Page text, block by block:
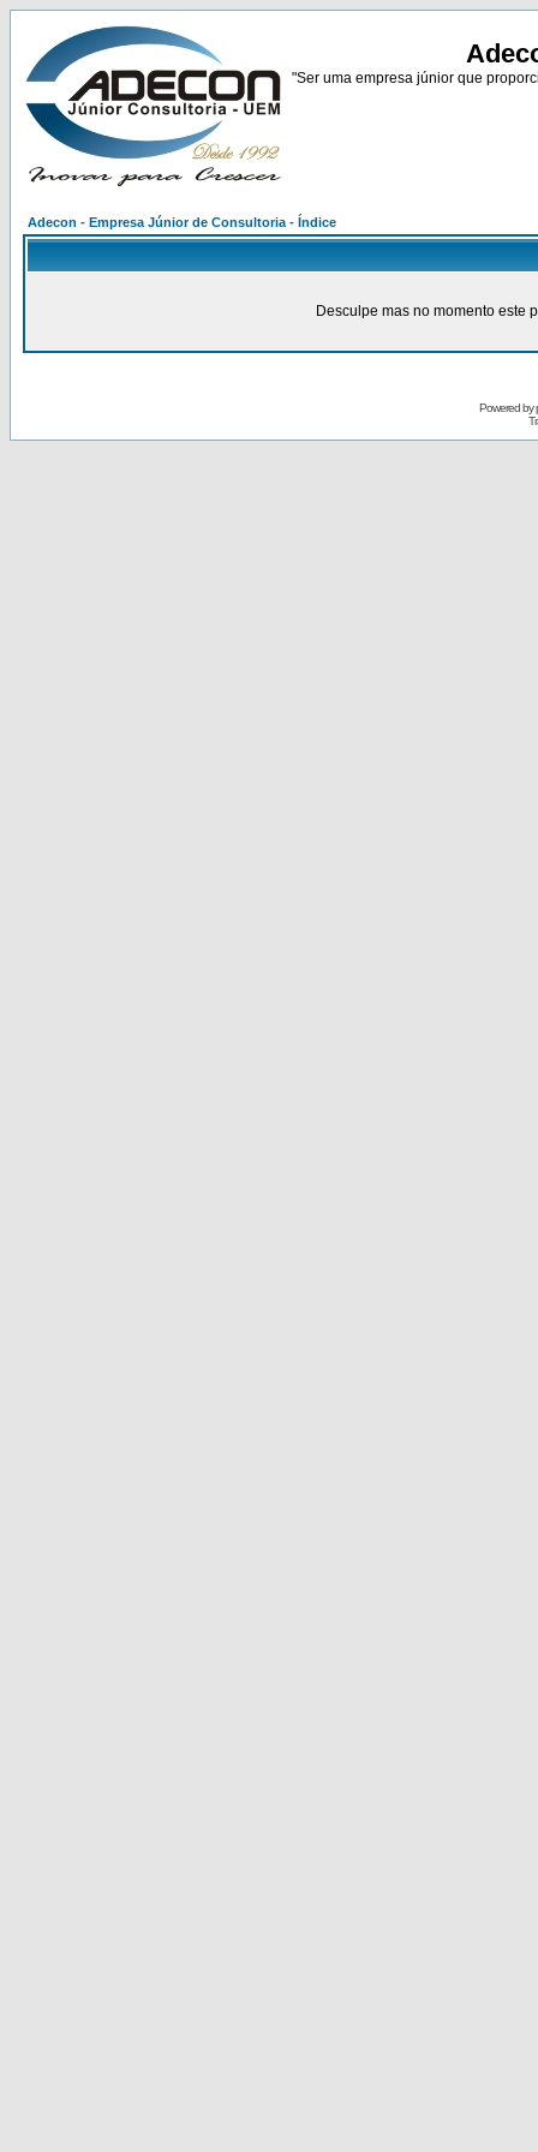
"Ser uma empresa júnior que
Adecon - Empresa Júnior de Consultoria - Índice
Desculpe mas no momento este
Powered by